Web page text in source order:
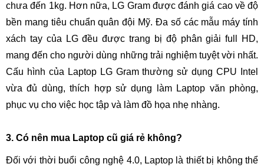
chưa đến 1kg. Hơn nữa, LG Gram được đánh giá cao về độ
bền mang tiêu chuẩn quân đội Mỹ. Đa số các mẫu máy tính
xách tay của LG đều được trang bị độ phân giải full HD,
mang đến cho người dùng những trải nghiệm tuyệt vời nhất.
Cấu hình của Laptop LG Gram thường sử dụng CPU Intel
vừa đủ dùng, thích hợp sử dụng làm Laptop văn phòng,
phục vụ cho việc học tập và làm đồ họa nhẹ nhàng.
3. Có nên mua Laptop cũ giá rẻ không?
Đối với thời buổi công nghệ 4.0, Laptop là thiết bị không thể